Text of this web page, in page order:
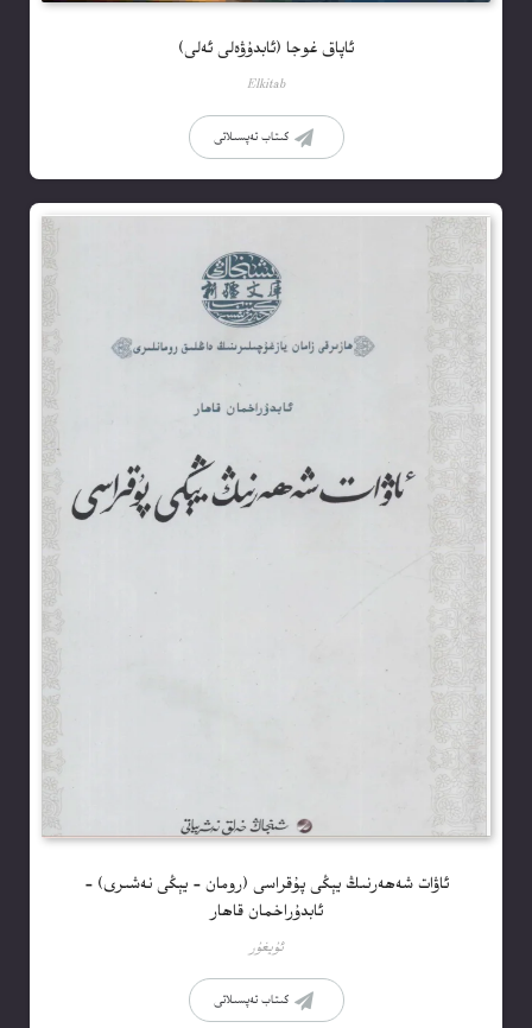
ئاپاق غوجا (ئابدۇۋەلى ئەلى)
Elkitab
كىتاب تەپسىلاتى
ئاۋات شەھەرنىڭ يېڭى پۇقراسى (رومان – يېڭى نەشىرى) –
ئابدۇراخمان قاھار
ئۇيغۇر
كىتاب تەپسىلاتى